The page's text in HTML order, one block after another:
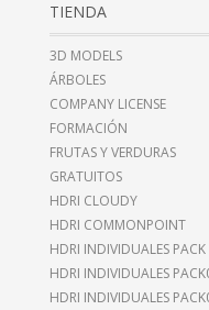
TIENDA
3D MODELS
ÁRBOLES
COMPANY LICENSE
FORMACIÓN
FRUTAS Y VERDURAS
GRATUITOS
HDRI CLOUDY
HDRI COMMONPOINT
HDRI INDIVIDUALES
HDRI INDIVIDUALES
HDRI INDIVIDUALES